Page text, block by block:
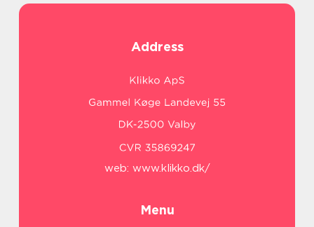
Address
web: www.klikko.dk/
Menu